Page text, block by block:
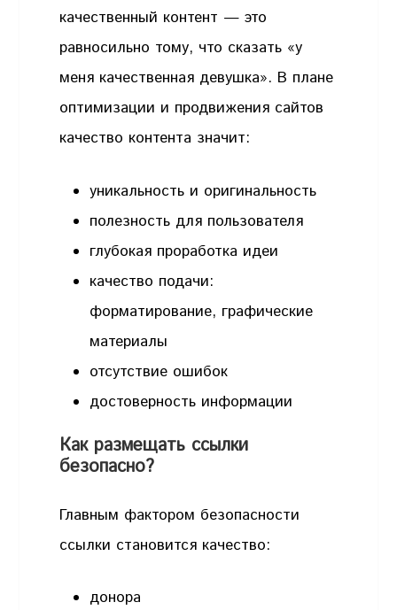
качественный контент — это
равносильно тому, что сказать «у
меня качественная девушка». В плане
оптимизации и продвижения сайтов
качество контента значит:
уникальность и оригинальность
полезность для пользователя
глубокая проработка идеи
качество подачи:
форматирование, графические
материалы
отсутствие ошибок
достоверность информации
Как размещать ссылки
безопасно?
Главным фактором безопасности
ссылки становится качество:
донора